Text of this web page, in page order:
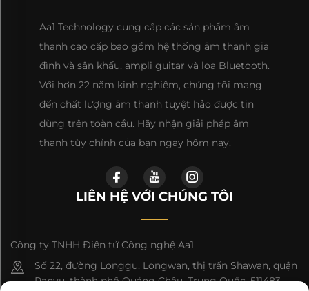
Aa1 Technology cung cấp các sản phẩm âm
thanh cao cấp bao gồm hệ thống âm thanh gia
đình và sân khấu, ampli guitar và loa Bluetooth.
Với hơn 22 năm kinh nghiệm, chúng tôi mang
đến chất lượng âm thanh tuyệt hảo được tin
dùng trên toàn cầu. Hãy nhận giải pháp âm
thanh tùy chỉnh của bạn ngay hôm nay.
LIÊN HỆ VỚI CHÚNG TÔI
Công ty TNHH Điện tử Công nghệ Aa1
Số 22, đường Longgu, Longwan, thị trấn Shawan, quận
Panyu, thành phố Quảng Châu, Trung Quốc, 511483